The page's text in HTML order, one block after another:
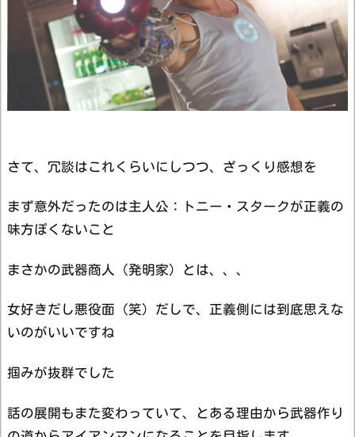
さて、冗談はこれくらいにしつつ、ざっくり感想を
まず意外だったのは主人公：トニー・スタークが正義の
味方ぽくないこと
まさかの武器商人（発明家）とは、、、
女好きだし悪役面（笑）だしで、正義側には到底思えな
いのがいいですね
掴みが抜群でした
話の展開もまた変わっていて、とある理由から武器作り